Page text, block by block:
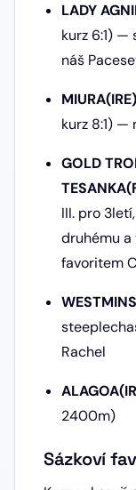
LADY
kurz 6:1) —
náš
MIURA(IRE)
kurz 8:1) —
GOLD
III. pro
druhému
favoritem
Rachel
2400m)
Sázkoví